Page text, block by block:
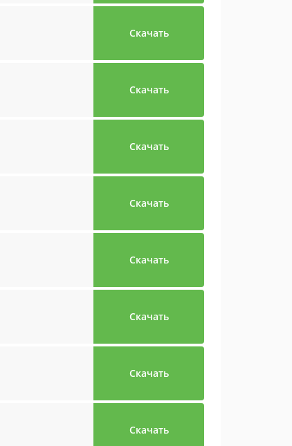
Скачать
Скачать
Скачать
Скачать
Скачать
Скачать
Скачать
Скачать